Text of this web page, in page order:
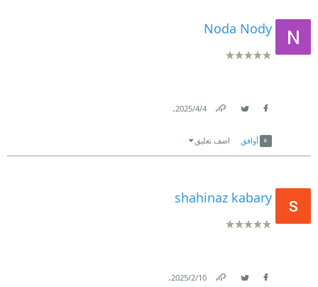
Noda Nody
4‏/4‏/2025
.
أوافق اضف تعليق
shahinaz kabary
10‏/2‏/2025
.